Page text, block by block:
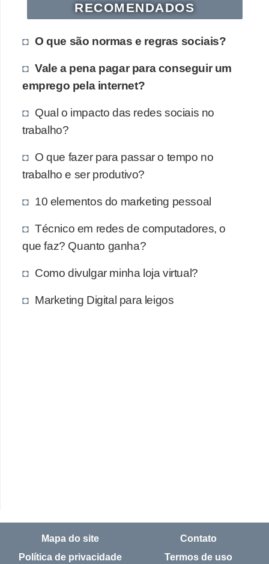
RECOMENDADOS
O que são normas e regras sociais?
Vale a pena pagar para conseguir um
emprego pela internet?
Qual o impacto das redes sociais no
trabalho?
O que fazer para passar o tempo no
trabalho e ser produtivo?
10 elementos do marketing pessoal
Técnico em redes de computadores, o
que faz? Quanto ganha?
Como divulgar minha loja virtual?
Marketing Digital para leigos
Mapa do site
Contato
Política de privacidade
Termos de uso